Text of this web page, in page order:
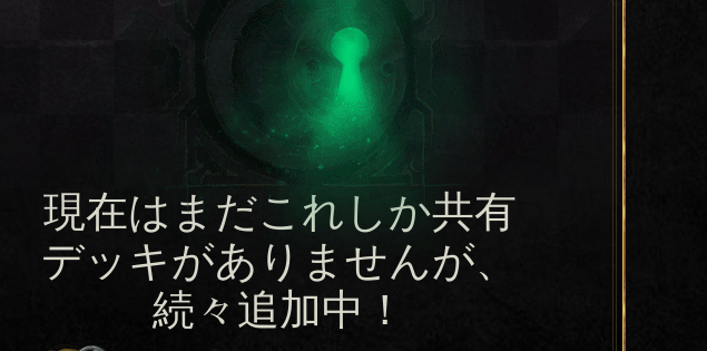
現在はまだこれしか共有
デッキがありませんが、
続々追加中！